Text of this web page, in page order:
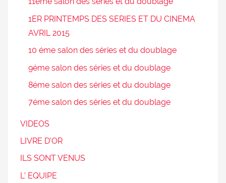
1ER PRINTEMPS DES SERIES ET DU CINEMA
AVRIL 2015
10 éme salon des séries et du doublage
9éme salon des séries et du doublage
8éme salon des séries et du doublage
7éme salon des séries et du doublage
VIDEOS
LIVRE D’OR
ILS SONT VENUS
L’ EQUIPE